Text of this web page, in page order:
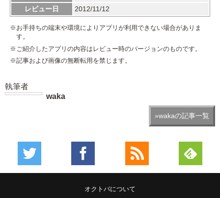
レビュー日
2012/11/12
※お手持ちの端末や環境によりアプリが利用できない場合がありま
す。
※ご紹介したアプリの内容はレビュー時のバージョンのものです。
※記事および画像の無断転用を禁じます。
執筆者
waka
»wakaの記事一覧
オクトバについて